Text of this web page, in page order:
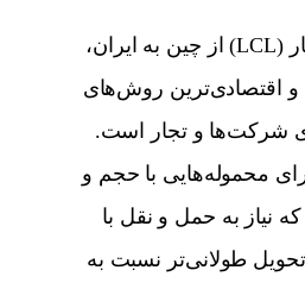
حمل دریایی خرده بار (LCL) از چین به ایران،
و اقتصادی‌ترین روش‌های
شرکت‌ها و تجار است.
محموله‌هایی با حجم و
نیاز به حمل و نقل با
طولانی‌تر نسبت به